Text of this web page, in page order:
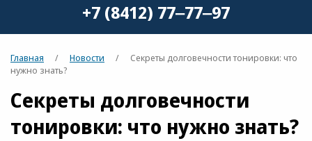
+7 (8412) 77‒77‒97
Главная / Новости / Секреты долговечности тонировки: что
нужно знать?
Секреты долговечности
тонировки: что нужно знать?